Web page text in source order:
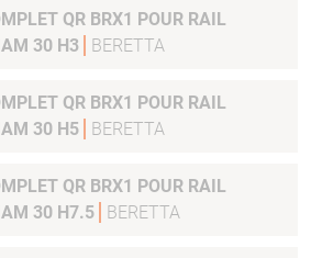
QR BRX1 POUR RAIL
30 H3
BERETTA
QR BRX1 POUR RAIL
30 H5
BERETTA
QR BRX1 POUR RAIL
30 H7.5
BERETTA